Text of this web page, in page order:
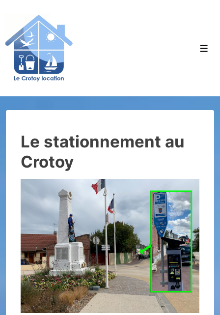
contenu
principal
Le stationnement au
Crotoy